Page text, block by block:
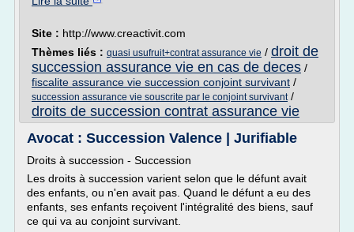
Site : http://www.creactivit.com
Thèmes liés : quasi usufruit+contrat assurance vie / droit de
succession assurance vie en cas de deces /
fiscalite assurance vie succession conjoint survivant /
succession assurance vie souscrite par le conjoint survivant/
droits de succession contrat assurance vie
Avocat : Succession Valence | Jurifiable
Droits à succession - Succession
Les droits à succession varient selon que le défunt avait
des enfants, ou n'en avait pas. Quand le défunt a eu des
enfants, ses enfants reçoivent l'intégralité des biens, sauf
ce qui va au conjoint survivant.